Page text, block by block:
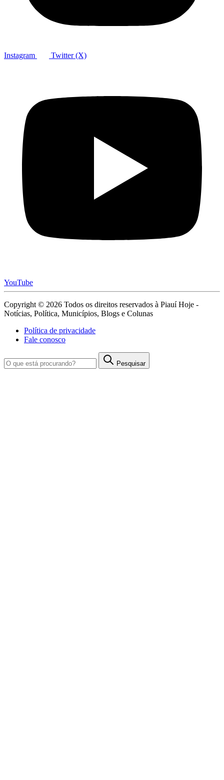
Instagram Twitter (X)
YouTube
Copyright © 2026 Todos os direitos reservados à Piauí Hoje -
Notícias, Política, Municípios, Blogs e Colunas
Política de privacidade
Fale conosco
Pesquisar